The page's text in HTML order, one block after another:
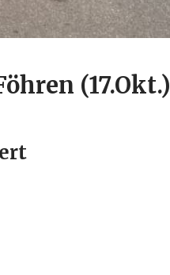
(17.Okt.)